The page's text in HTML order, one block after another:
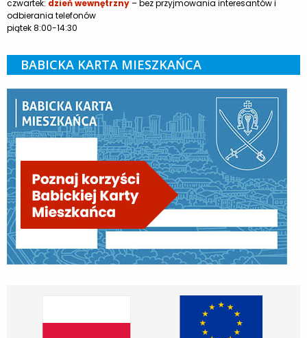
czwartek: dzień wewnętrzny– bez przyjmowania interesantów i
odbierania telefonów
piątek 8:00-14:30
BABICKA KARTA MIESZKAŃCA